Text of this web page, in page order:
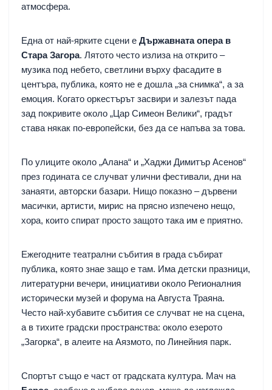
атмосфера.
Една от най-ярките сцени е Държавната опера в
Стара Загора. Лятото често излиза на открито –
музика под небето, светлини върху фасадите в
центъра, публика, която не е дошла „за снимка“, а за
емоция. Когато оркестърът засвири и залезът пада
зад покривите около „Цар Симеон Велики“, градът
става някак по-европейски, без да се напъва за това.
По улиците около „Алана“ и „Хаджи Димитър Асенов“
през годината се случват улични фестивали, дни на
занаяти, авторски базари. Нищо показно – дървени
масички, артисти, мирис на прясно изпечено нещо,
хора, които спират просто защото така им е приятно.
Ежегодните театрални събития в града събират
публика, която знае защо е там. Има детски празници,
литературни вечери, инициативи около Регионалния
исторически музей и форума на Августа Траяна.
Често най-хубавите събития се случват не на сцена,
а в тихите градски пространства: около езерото
„Загорка“, в алеите на Аязмото, по Линейния парк.
Спортът също е част от градската култура. Мач на